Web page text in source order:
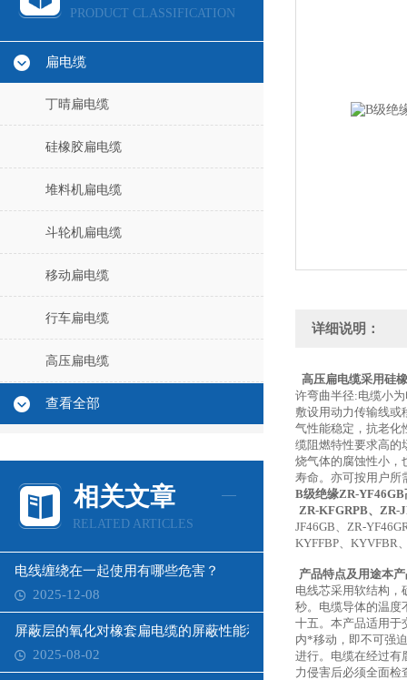
PRODUCT CLASSIFICATION
扁电缆
丁晴扁电缆
硅橡胶扁电缆
堆料机扁电缆
斗轮机扁电缆
移动扁电缆
行车扁电缆
高压扁电缆
查看全部
相关文章
RELATED ARTICLES
电线缠绕在一起使用有哪些危害？
2025-12-08
屏蔽层的氧化对橡套扁电缆的屏蔽性能和寿命有何影响？
2025-08-02
详细说明：
高压扁电缆采用硅
许弯曲半径:电缆小
敷设用动力传输线或
气性能稳定，抗老化
缆阻燃特性要求高的
烧气体的腐蚀性小，
寿命。亦可按用户所
B级绝缘ZR-
ZR-KFGRPB、ZR-
JF46GB、ZR-
KYFFBP、KYVFBR
产品特点及用途本
电线芯采用软结构，
秒。电缆导体的温度
十五。本产品适用于
内*移动，即不可强
进行。电缆在经过有
力侵害后必须全面检